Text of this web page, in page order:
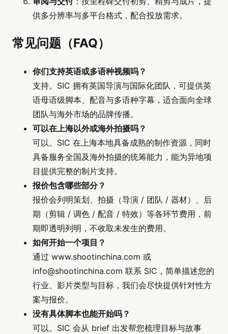
供多分辨率与多平台格式，配合投放需求。
常见问题（FAQ）
你们支持英语或多语种视频吗？
支持。SIC 拥有英国导演与国际化团队，可提供英
语母语级脚本、配音与多语种字幕，适合面向全球
团队与海外市场的品牌传播。
可以在上海以外或海外拍摄吗？
可以。SIC 在上海本地具备成熟的制作资源，同时
具备服务全国及海外拍摄的统筹能力，能为异地项
目提供完整的制片支持。
报价包含哪些部分？
报价会列明策划、拍摄（导演 / 团队 / 器材）、后
期（剪辑 / 调色 / 配音 / 特效）等各环节费用，前
期即透明列明，不收取未发生的费用。
如何开始一个项目？
通过 www.shootinchina.com 或
info@shootinchina.com 联系 SIC，简单描述您的
行业、影片类型与目标，我们会尽快提供针对性方
案与报价。
没有具体脚本也能开始吗？
可以。SIC 会从 brief 出发帮您梳理目标与故事